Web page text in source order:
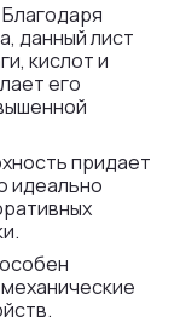
Благодаря
данный лист
кислот и
его
придает
идеально